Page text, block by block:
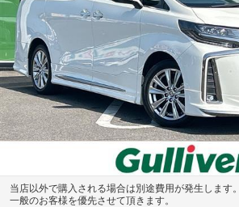
当店以外で購入される場合は別途費用が発生します
一般のお客様を優先させて頂きます。